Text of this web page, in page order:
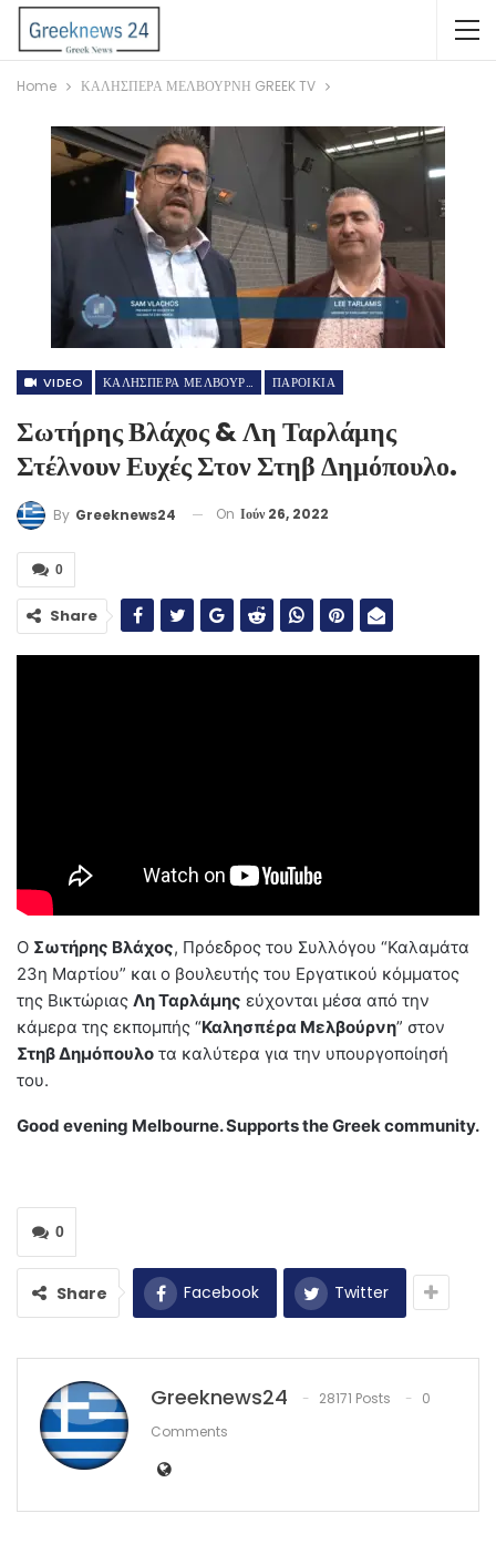
Home ΚΑΛΗΣΠΕΡΑ ΜΕΛΒΟΥΡΝΗ GREEK TV
VIDEO ΚΑΛΗΣΠΕΡΑ ΜΕΛΒΟΥΡΝΗ GREEK TV ΠΑΡΟΙΚΙΑ
Σωτήρης Βλάχος & Λη Ταρλάμης
Στέλνουν Ευχές Στον Στηβ Δημόπουλο.
By Greeknews24 On Ιούν 26, 2022
0
Share
Ο Σωτήρης Βλάχος, Πρόεδρος του Συλλόγου “Καλαμάτα
23η Μαρτίου” και ο βουλευτής του Εργατικού κόμματος
της Βικτώριας Λη Ταρλάμης εύχονται μέσα από την
κάμερα της εκπομπής “Καλησπέρα Μελβούρνη” στον
Στηβ Δημόπουλο τα καλύτερα για την υπουργοποίησή
του.
Good evening Melbourne. Supports the Greek community.
0
Share Facebook Twitter
Greeknews24 28171 Posts
0
Comments